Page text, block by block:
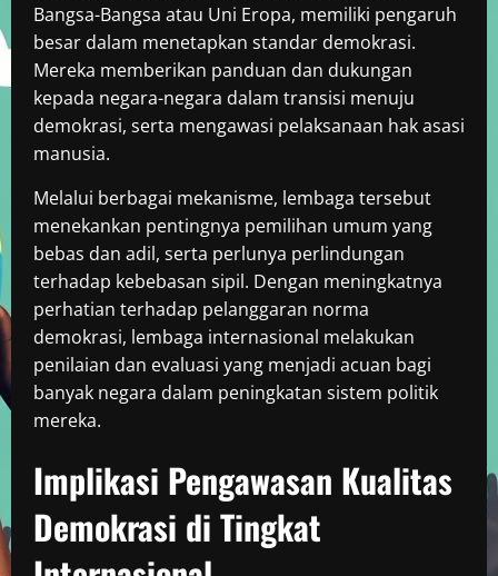
Bangsa-Bangsa atau Uni Eropa, memiliki pengaruh
besar dalam menetapkan standar demokrasi.
Mereka memberikan panduan dan dukungan
kepada negara-negara dalam transisi menuju
demokrasi, serta mengawasi pelaksanaan hak asasi
manusia.
Melalui berbagai mekanisme, lembaga tersebut
menekankan pentingnya pemilihan umum yang
bebas dan adil, serta perlunya perlindungan
terhadap kebebasan sipil. Dengan meningkatnya
perhatian terhadap pelanggaran norma
demokrasi, lembaga internasional melakukan
penilaian dan evaluasi yang menjadi acuan bagi
banyak negara dalam peningkatan sistem politik
mereka.
Implikasi Pengawasan Kualitas
Demokrasi di Tingkat